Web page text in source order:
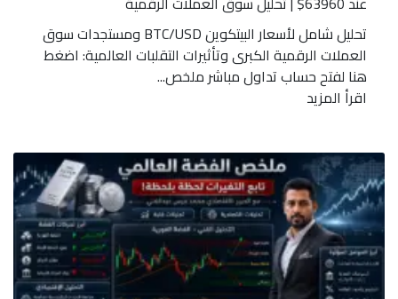
تحليل شامل لأسعار البيتكوين BTC/USD ومستجدات سوق
العملات الرقمية الكبرى وتأثيرات التقلبات العالمية: اضغط
هنا لفتح حساب تداول مباشر ملخص...
اقرأ المزيد